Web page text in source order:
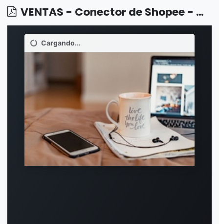
VENTAS - Conector de Shopee - Gestión de la orden de Shopee